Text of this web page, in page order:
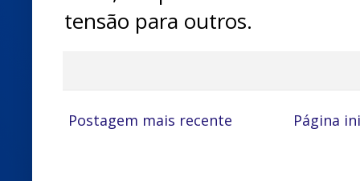
tensão para outros.
Postagem mais recente Página